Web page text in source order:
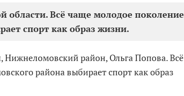
области. Всё чаще молодое поколение
спорт как образ жизни.
Нижнеломовский район, Ольга Попова. Всё
района выбирает спорт как образ